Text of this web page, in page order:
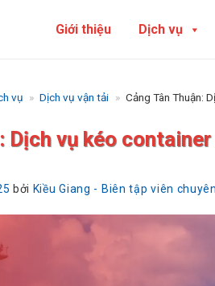
Giới thiệu Dịch vụ
vụ » Dịch vụ vận tải » Cảng Tân Thuận:
Dịch vụ kéo
bởi Kiều Giang - Biên tập viên